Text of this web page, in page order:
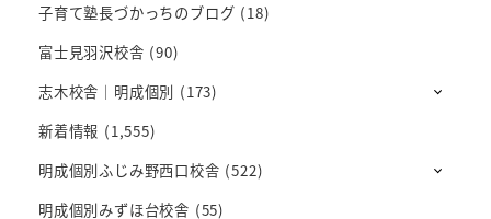
子育て塾長づかっちのブログ (18)
富士見羽沢校舎 (90)
志木校舎｜明成個別 (173)
新着情報 (1,555)
明成個別ふじみ野西口校舎 (522)
明成個別みずほ台校舎 (55)